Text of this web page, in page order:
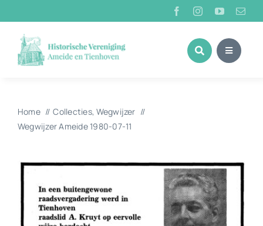
naar
inhoud
Home Collecties Wegwijzer
Wegwijzer Ameide 1980-07-11